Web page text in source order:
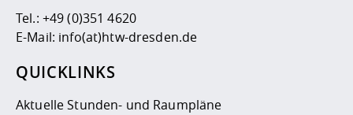
Tel.: +49 (0)351 4620
E-Mail: info(at)htw-dresden.de
QUICKLINKS
Aktuelle Stunden- und Raumpläne